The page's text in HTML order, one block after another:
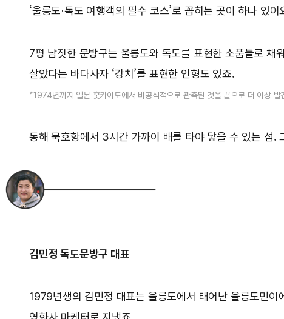
‘울릉도·독도 여행객의 필수 코스’로 꼽히는 곳이 하나 있
7평 남짓한 문방구는 울릉도와 독도를 표현한 소품들로 채
살았다는 바다사자 ‘강치’를 표현한 인형도 있죠.
*1974년까지 일본 홋카이도에서 비공식적으로 관측된 것을 끝으로 더 이상
동해 묵호항에서 3시간 가까이 배를 타야 닿을 수 있는 섬.
김민정 독도문방구 대표
1979년생의 김민정 대표는 울릉도에서 태어난 울릉도민